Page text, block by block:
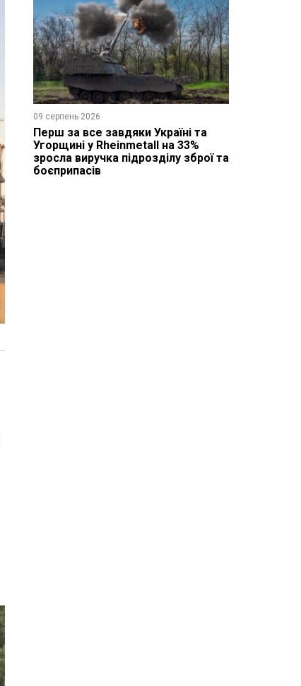
09 серпень 2026
Перш за все завдяки Україні та
Угорщині у Rheinmetall на 33%
зросла виручка підрозділу зброї та
боєприпасів